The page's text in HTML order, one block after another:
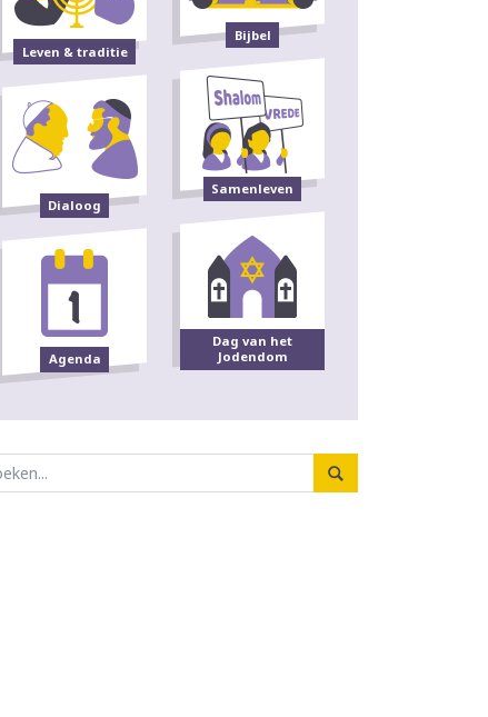
Leven & traditie
Bijbel
Dialoog
Samenleven
Agenda
Dag van het
Jodendom